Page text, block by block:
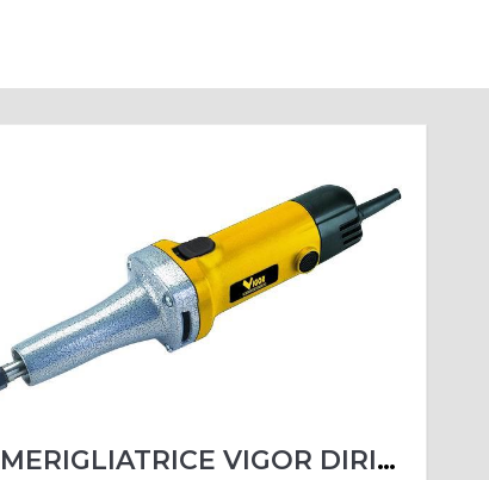
SMERIGLIATRICE VIGOR DIRITTE VSDA-27 450 WATT CODICE: 9022510